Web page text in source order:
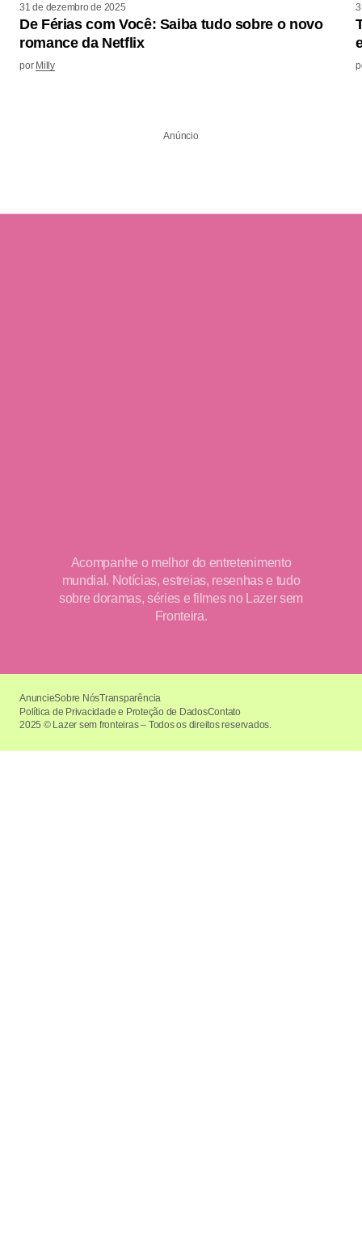
31 de dezembro de 2025
De Férias com Você: Saiba tudo sobre o novo
romance da Netflix
por Milly
Anúncio
Acompanhe o melhor do entretenimento
mundial. Notícias, estreias, resenhas e tudo
sobre doramas, séries e filmes no Lazer sem
Fronteira.
2025 © Lazer sem fronteiras – Todos os direitos reservados.
AnuncieSobre NósTransparência
Política de Privacidade e Proteção de DadosContato